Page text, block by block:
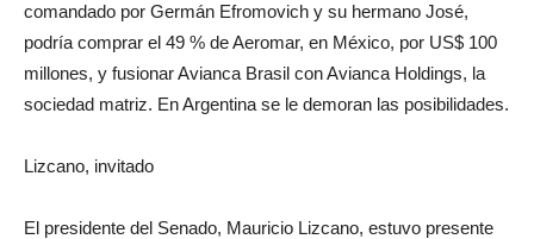
comandado por Germán Efromovich y su hermano José,
podría comprar el 49 % de Aeromar, en México, por US$ 100
millones, y fusionar Avianca Brasil con Avianca Holdings, la
sociedad matriz. En Argentina se le demoran las posibilidades.
Lizcano, invitado
El presidente del Senado, Mauricio Lizcano, estuvo presente